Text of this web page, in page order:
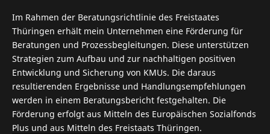
Im Rahmen der Beratungsrichtlinie des Freistaates
Thüringen erhält mein Unternehmen eine Förderung für
Beratungen und Prozessbegleitungen. Diese unterstützen
Strategien zum Aufbau und zur nachhaltigen positiven
Entwicklung und Sicherung von KMUs. Die daraus
resultierenden Ergebnisse und Handlungsempfehlungen
werden in einem Beratungsbericht fest­gehalten. Die
Förderung erfolgt aus Mitteln des Europäischen Sozial­fonds
Plus und aus Mitteln des Freistaats Thüringen.